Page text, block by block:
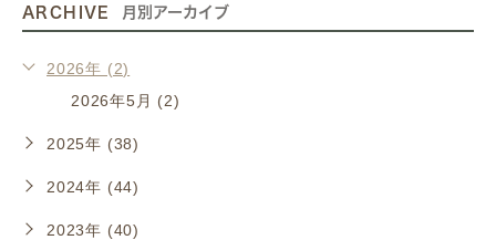
ARCHIVE 月別アーカイブ
2026年 (2)
2026年5月 (2)
2025年 (38)
2024年 (44)
2023年 (40)